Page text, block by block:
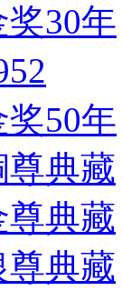
30年
50年
尊典藏
尊典藏
尊典藏